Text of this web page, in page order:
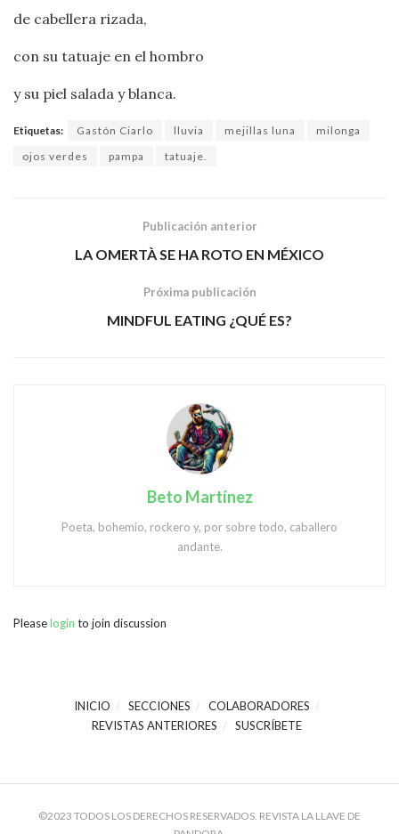
de cabellera rizada,
con su tatuaje en el hombro
y su piel salada y blanca.
Etiquetas: Gastón Ciarlo lluvia mejillas luna
milonga
ojos verdes
pampa tatuaje.
Publicación anterior
LA OMERTÀ SE HA ROTO EN MÉXICO
Próxima publicación
MINDFUL EATING ¿QUÉ ES?
Beto Martínez
Poeta, bohemio, rockero y, por sobre todo, caballero
andante.
Pleaselogin to join discussion
INICIO SECCIONES
COLABORADORES
REVISTAS ANTERIORES
SUSCRÍBETE
©2023 TODOS LOS DERECHOS RESERVADOS. REVISTA LA LLAVE DE